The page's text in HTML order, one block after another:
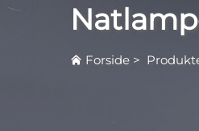
Forside >